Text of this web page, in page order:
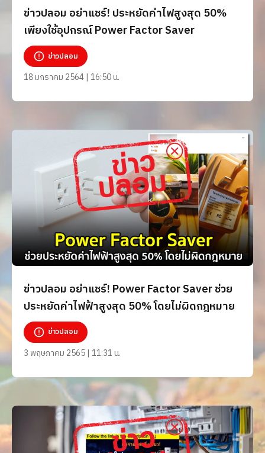
ข่าวปลอม อย่าแชร์! ประหยัดค่าไฟสูงสุด 50%
เพียงใช้อุปกรณ์ Power Factor Saver
ข่าวปลอม
18 มกราคม 2564 | 16:50 น.
ข่าวปลอม อย่าแชร์! Power Factor Saver ช่วย
ประหยัดค่าไฟฟ้าสูงสุด 50% โดยไม่ผิดกฎหมาย
ข่าวปลอม
3 พฤษภาคม 2565 | 11:31 น.